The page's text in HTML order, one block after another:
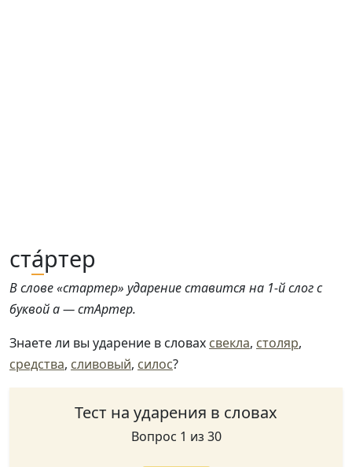
ста́ртер
В слове «стартер» ударение ставится на 1-й слог с
буквой а — стАртер.
Знаете ли вы ударение в словах свекла, столяр,
средства, сливовый, силос?
Тест на ударения в словах
Вопрос 1 из 30